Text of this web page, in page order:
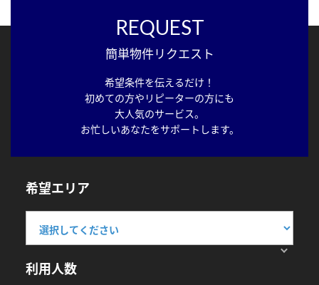
REQUEST
簡単物件リクエスト
希望条件を伝えるだけ！
初めての方やリピーターの方にも
大人気のサービス。
お忙しいあなたをサポートします。
希望エリア
利用人数